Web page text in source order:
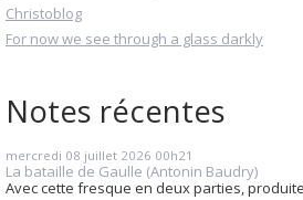
Christoblog
For now we see through a glass darkly
Notes récentes
mercredi 08 juillet 2026 00h21
La bataille de Gaulle (Antonin Baudry)
Avec cette fresque en deux parties,